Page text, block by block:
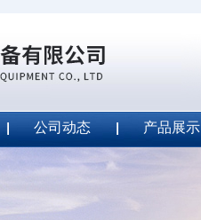
公司动态 产品展示